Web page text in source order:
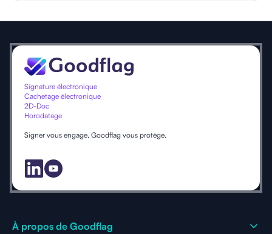
Signature électronique
Cachetage électronique
2D-Doc
Horodatage
Signer vous engage, Goodflag vous protège.
À propos de Goodflag